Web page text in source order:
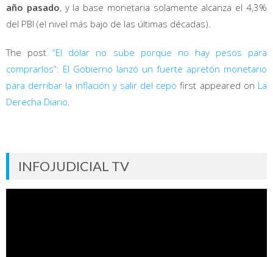
año pasado, y la base monetaria solamente alcanza el 4,3%
del PBI (el nivel más bajo de las últimas décadas).
The post“El dólar no sube porque no hay pesos para
comprarlos”: El Gobierno lanzó un fuerte apretón monetario
para derribar la inflación y salir del cepo first appeared on La
Derecha Diario
INFOJUDICIAL TV